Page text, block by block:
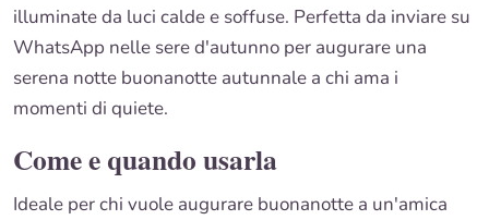
illuminate da luci calde e soffuse. Perfetta da inviare su
WhatsApp nelle sere d'autunno per augurare una
serena notte buonanotte autunnale a chi ama i
momenti di quiete.
Come e quando usarla
Ideale per chi vuole augurare buonanotte a un'amica